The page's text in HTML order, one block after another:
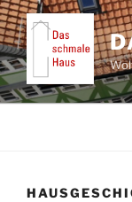
Zum
Inhalt
springen